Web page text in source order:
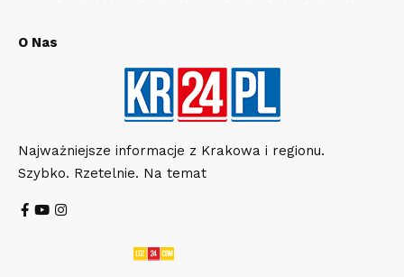
O Nas
Najważniejsze informacje z Krakowa i regionu.
Szybko. Rzetelnie. Na temat